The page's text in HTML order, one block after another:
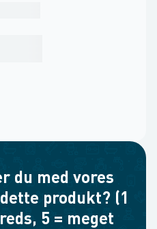
du med vores
produkt? (1
5 = meget